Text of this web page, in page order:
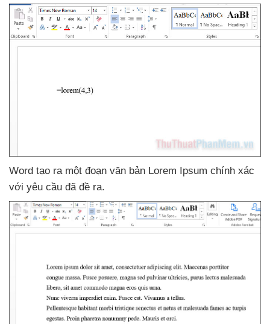
Word tạo ra một đoạn văn bản Lorem Ipsum chính xác
với yêu cầu đã đề ra.